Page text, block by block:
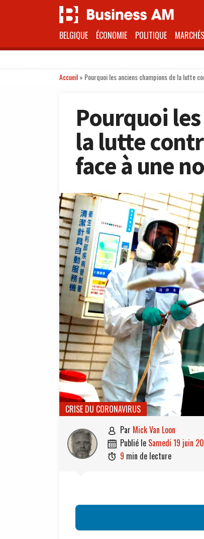
BELGIQUE ÉCONOMIE POLITIQUE MARCHÉS
Accueil» Pourquoi les anciens champions de la lutte
Pourquoi
la lutte
face à une
CRISE DU CORONAVIRUS
 par Mick Van Loon
 publié le samedi 19 juin
 9 min de lecture